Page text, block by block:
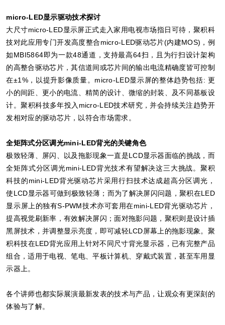
micro-LED显示驱动技术探讨
大尺寸micro-LED显示屏正式走入家用电视市场指日可待，聚积科
技对此应用专门开发高度整合micro-LED驱动芯片(内建MOS)，例
如MBI5864即为一款48通道，支持最高64扫，且为行扫设计架构
的高整合驱动芯片，其信道间或芯片间的输出电流精确度皆可控制
在±1%，以提升影像质量。micro-LED显示屏的整体趋势包括: 更
小的间距、更小的电流、精简的设计、微缩的封装、及不同基板设
计。聚积科技多年投入micro-LED技术研究，并会持续关注趋势开
发相对应的驱动芯片，以符合市场需求。
全矩阵式分区调光mini-LED背光的关键角色
极致轻薄、屏闪、以及拖影现象一直是LCD显示器面临的挑战，而
全矩阵式分区调光mini-LED背光技术有望解决这三大挑战。聚积
科技的mini-LED背光驱动芯片采用行扫技术达成超高分区调光，
使LCD显示器可做到极致轻薄；而为了解决屏闪问题，聚积在LED
显示屏上的独有S-PWM技术亦可套用在mini-LED背光驱动芯片，
提高视觉刷新率，有效解决屏闪；面对拖影问题，聚积则是设计插
黑屏技术，并调整显示亮度，即可减轻LCD屏幕上的拖影现象。聚
积科技在LED背光应用上针对不同尺寸背光显示器，已有完整产品
组合，适用于电视、笔电、平板计算机、穿戴式装置，甚至车用显
示器上。
各个讲师也都实际展演最新发表的技术与产品，让观众有更深刻的
体验与了解。